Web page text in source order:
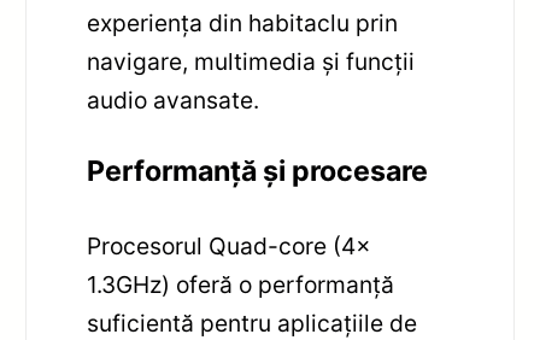
experiența din habitaclu prin
navigare, multimedia și funcții
audio avansate.
Performanță și procesare
Procesorul Quad-core (4x
1.3GHz) oferă o performanță
suficientă pentru aplicațiile de